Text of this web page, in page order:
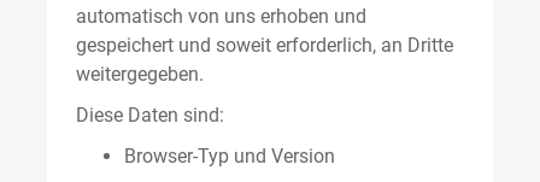
automatisch von uns erhoben und
gespeichert und soweit erforderlich, an Dritte
weitergegeben.
Diese Daten sind:
Browser-Typ und Version